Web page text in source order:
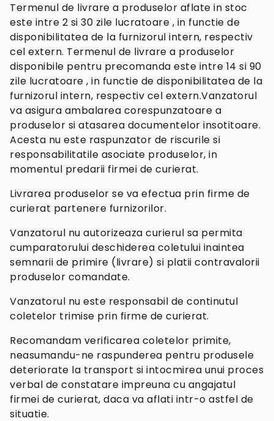
Termenul de livrare a produselor aflate in stoc
este intre 2 si 30 zile lucratoare , in functie de
disponibilitatea de la furnizorul intern, respectiv
cel extern. Termenul de livrare a produselor
disponibile pentru precomanda este intre 14 si 90
zile lucratoare , in functie de disponibilitatea de la
furnizorul intern, respectiv cel extern.Vanzatorul
va asigura ambalarea corespunzatoare a
produselor si atasarea documentelor insotitoare.
Acesta nu este raspunzator de riscurile si
responsabilitatile asociate produselor, in
momentul predarii firmei de curierat.
Livrarea produselor se va efectua prin firme de
curierat partenere furnizorilor.
Vanzatorul nu autorizeaza curierul sa permita
cumparatorului deschiderea coletului inaintea
semnarii de primire (livrare) si platii contravalorii
produselor comandate.
Vanzatorul nu este responsabil de continutul
coletelor trimise prin firme de curierat.
Recomandam verificarea coletelor primite,
neasumandu-ne raspunderea pentru produsele
deteriorate la transport si intocmirea unui proces
verbal de constatare impreuna cu angajatul
firmei de curierat, daca va aflati intr-o astfel de
situatie.